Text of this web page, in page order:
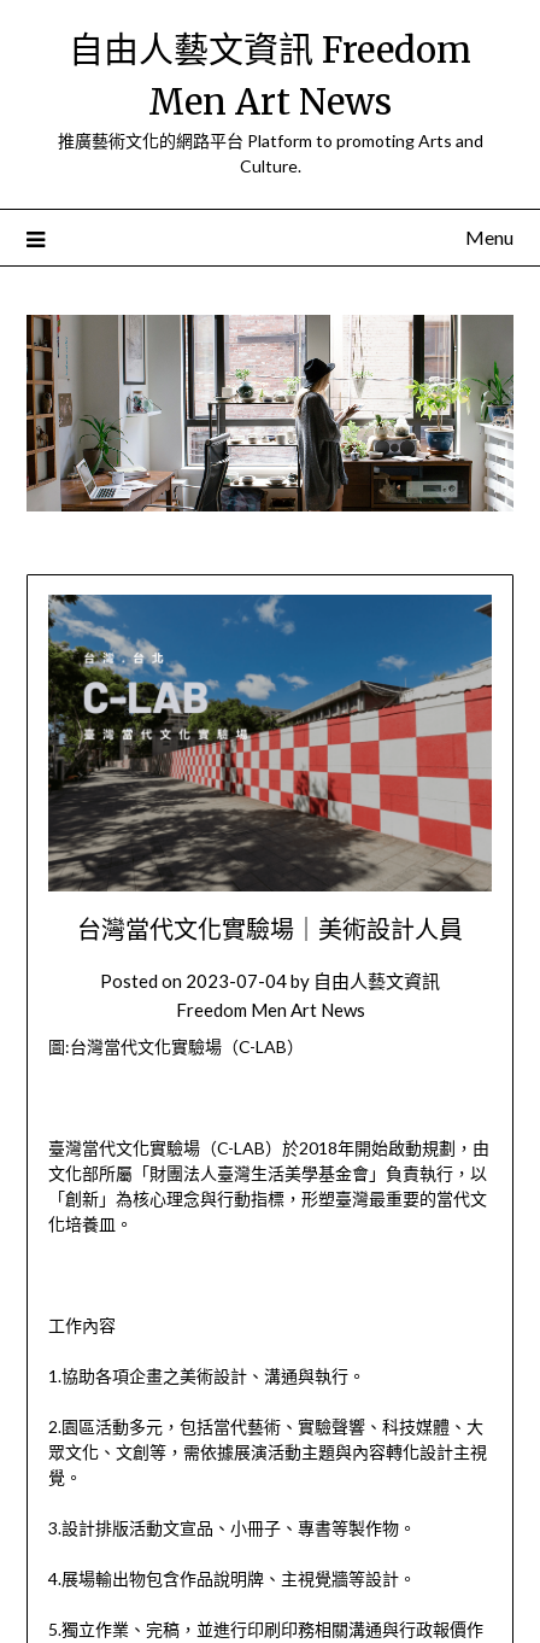
自由人藝文資訊 Freedom
Men Art News
推廣藝術文化的網路平台 Platform to promoting Arts and
Culture.
Menu
台灣當代文化實驗場｜美術設計人員
Posted on 2023-07-04by 自由人藝文資訊
Freedom Men Art News
圖:台灣當代文化實驗場（C-LAB）
臺灣當代文化實驗場（C-LAB）於2018年開始啟動規劃，由
文化部所屬「財團法人臺灣生活美學基金會」負責執行，以
「創新」為核心理念與行動指標，形塑臺灣最重要的當代文
化培養皿。
工作內容
1.協助各項企畫之美術設計、溝通與執行。
2.園區活動多元，包括當代藝術、實驗聲響、科技媒體、大
眾文化、文創等，需依據展演活動主題與內容轉化設計主視
覺。
3.設計排版活動文宣品、小冊子、專書等製作物。
4.展場輸出物包含作品說明牌、主視覺牆等設計。
5.獨立作業、完稿，並進行印刷印務相關溝通與行政報價作